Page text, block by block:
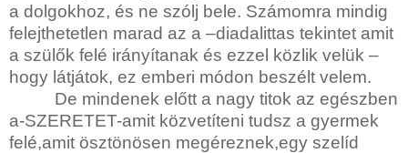
a dolgokhoz, és ne szólj bele. Számomra mindig
felejthetetlen marad az a –diadalittas tekintet amit
a szülők felé irányítanak és ezzel közlik velük –
hogy látjátok, ez emberi módon beszélt velem.
De mindenek előtt a nagy titok az egészben
a-SZERETET-amit közvetíteni tudsz a gyermek
felé,amit ösztönösen megéreznek,egy szelíd